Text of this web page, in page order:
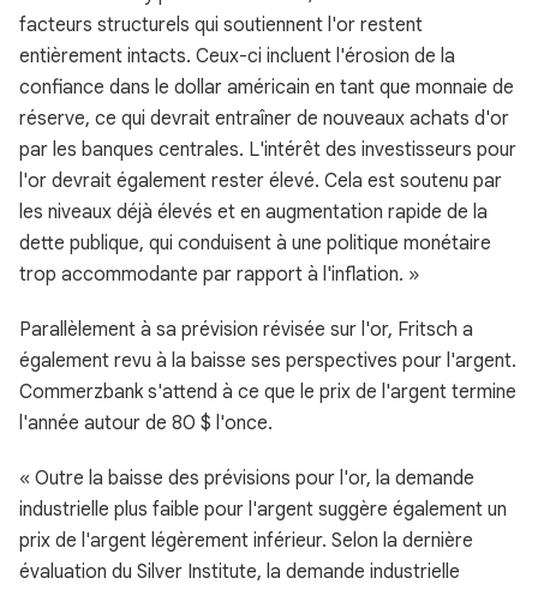
facteurs structurels qui soutiennent l'or restent
entièrement intacts. Ceux-ci incluent l'érosion de la
confiance dans le dollar américain en tant que monnaie de
réserve, ce qui devrait entraîner de nouveaux achats d'or
par les banques centrales. L'intérêt des investisseurs pour
l'or devrait également rester élevé. Cela est soutenu par
les niveaux déjà élevés et en augmentation rapide de la
dette publique, qui conduisent à une politique monétaire
trop accommodante par rapport à l'inflation. »
Parallèlement à sa prévision révisée sur l'or, Fritsch a
également revu à la baisse ses perspectives pour l'argent.
Commerzbank s'attend à ce que le prix de l'argent termine
l'année autour de 80 $ l'once.
« Outre la baisse des prévisions pour l'or, la demande
industrielle plus faible pour l'argent suggère également un
prix de l'argent légèrement inférieur. Selon la dernière
évaluation du Silver Institute, la demande industrielle